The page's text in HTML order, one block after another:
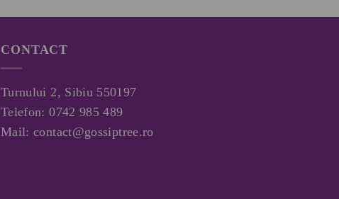
CONTACT
Turnului 2, Sibiu 550197
Telefon:0742 985 489
Mail:contact@gossiptree.ro